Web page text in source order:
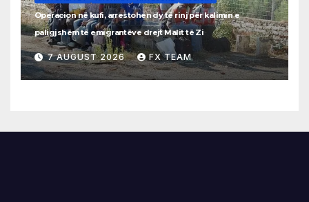
Operacion në kufi, arrestohen dy të rinj për kalimin e
paligjshëm të emigrantëve drejt Malit të Zi
7 AUGUST 2026 FX TEAM